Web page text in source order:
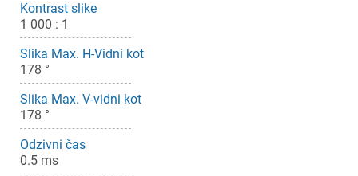
Kontrast slike
1 000 : 1
Slika Max. H-Vidni kot
178 °
Slika Max. V-vidni kot
178 °
Odzivni čas
0.5 ms